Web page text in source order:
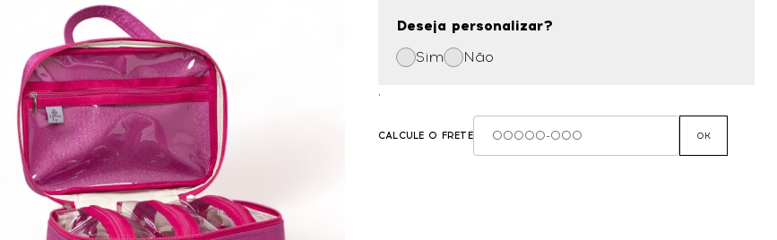
Deseja personalizar?
Sim
Não
CALCULE O FRETE OK